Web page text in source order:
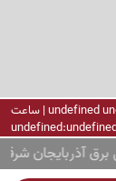
undefined undefined undefined undefined | ساعت
شرقی فردا